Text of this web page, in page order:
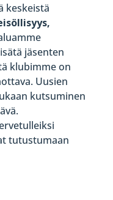
keskeistä
jäsenten
klubimme on
Uusien
kutsuminen
tutustumaan